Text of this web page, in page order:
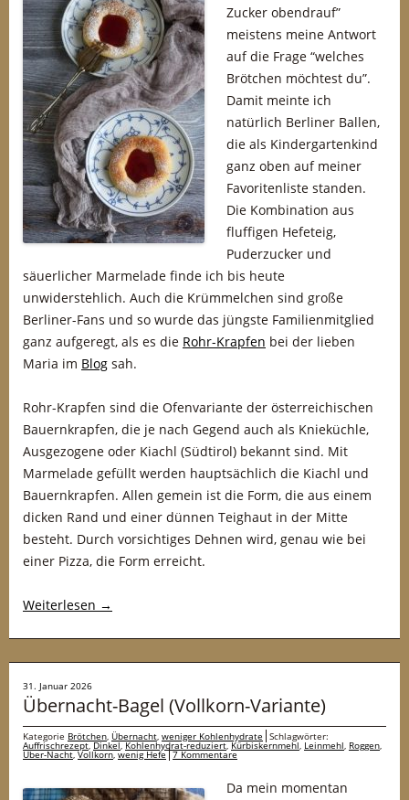
Zucker obendrauf”
meistens meine Antwort
auf die Frage “welches
Brötchen möchtest du”.
Damit meinte ich
natürlich Berliner Ballen,
die als Kindergartenkind
ganz oben auf meiner
Favoritenliste standen.
Die Kombination aus
fluffigen Hefeteig,
Puderzucker und
säuerlicher Marmelade finde ich bis heute
unwiderstehlich. Auch die Krümmelchen sind große
Berliner-Fans und so wurde das jüngste Familienmitglied
ganz aufgeregt, als es die Rohr-Krapfen bei der lieben
Maria im Blog sah.
Rohr-Krapfen sind die Ofenvariante der österreichischen
Bauernkrapfen, die je nach Gegend auch als Knieküchle,
Ausgezogene oder Kiachl (Südtirol) bekannt sind. Mit
Marmelade gefüllt werden hauptsächlich die Kiachl und
Bauernkrapfen. Allen gemein ist die Form, die aus einem
dicken Rand und einer dünnen Teighaut in der Mitte
besteht. Durch vorsichtiges Dehnen wird, genau wie bei
einer Pizza, die Form erreicht.
Weiterlesen →
31. Januar 2026
Übernacht-Bagel (Vollkorn-Variante)
Kategorie Brötchen, Übernacht, weniger Kohlenhydrate Schlagwörter:
Auffrischrezept,Dinkel,Kohlenhydrat-reduziert,Kürbiskernmehl, Leinmehl, Roggen,
Über-Nacht,Vollkorn,wenig Hefe 7 Kommentare
Da mein momentan